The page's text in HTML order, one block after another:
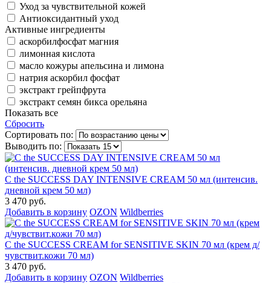
Уход за чувствительной кожей
Антиоксидантный уход
Активные ингредиенты
аскорбилфосфат магния
лимонная кислота
масло кожуры апельсина и лимона
натрия аскорбил фосфат
экстракт грейпфрута
экстракт семян бикса орельяна
Показать все
Сбросить
Сортировать по:
Выводить по:
C the SUCCESS DAY INTENSIVE CREAM 50 мл (интенсив.
дневной крем 50 мл)
3 470 руб.
Добавить в корзину OZON Wildberries
C the SUCCESS CREAM for SENSITIVE SKIN 70 мл (крем д/
чувствит.кожи 70 мл)
3 470 руб.
Добавить в корзину OZON Wildberries